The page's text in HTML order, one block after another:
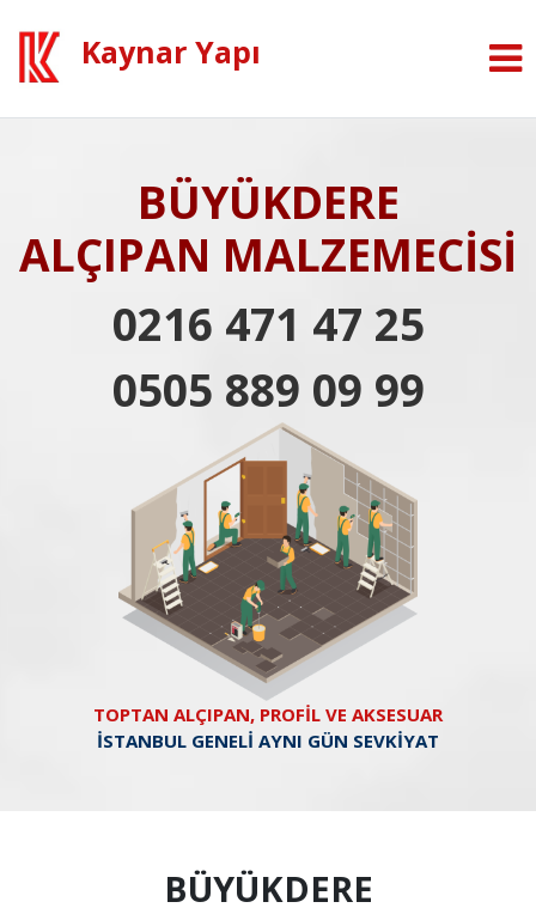
Kaynar Yapı
BÜYÜKDERE
ALÇIPAN MALZEMECİSİ
0216 471 47 25
0505 889 09 99
TOPTAN ALÇIPAN, PROFİL VE AKSESUAR
İSTANBUL GENELİ AYNI GÜN SEVKİYAT
BÜYÜKDERE